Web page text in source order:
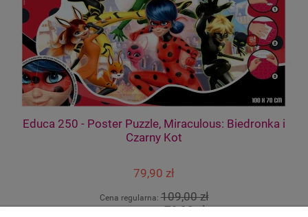
Educa 250 - Poster Puzzle, Miraculous: Biedronka i
Czarny Kot
79,90 zł
Cena regularna:109,00 zł
79,90 zł